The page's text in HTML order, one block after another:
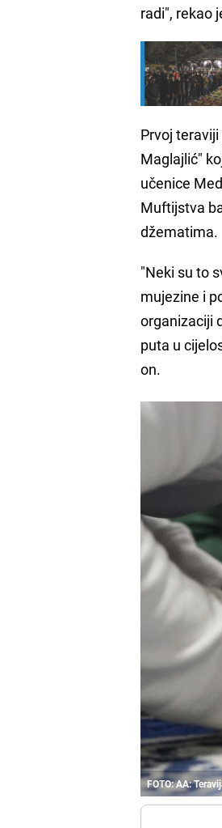
radi", rekao
Prvoj
Maglajlić"
učenice
Muftijstva
džematima.
"Neki su to
mujezine i
organizaciji
puta u
on.
FOTO: AA: